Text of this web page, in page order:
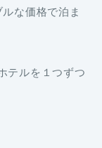
な価格で泊ま
テルを１つずつ